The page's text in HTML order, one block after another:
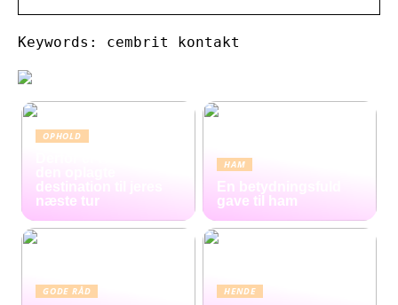
Keywords: cembrit kontakt
OPHOLD
destination til jeres
næste tur
HAM
En betydningsfuld
gave til ham
GODE RÅD HENDE